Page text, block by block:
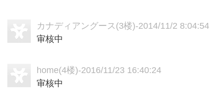
カナディアングース (3楼)-2014/11/2 8:04:54
审核中
home(4楼)-2016/11/23 16:40:24
审核中